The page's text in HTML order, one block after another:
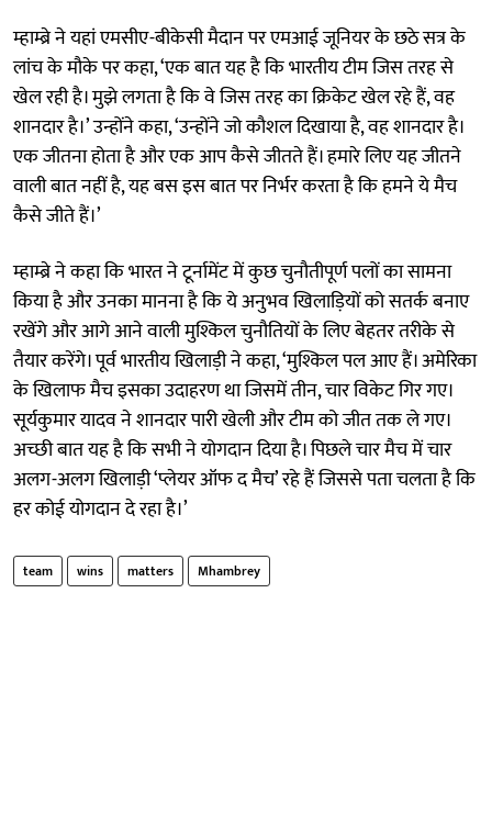
म्हाम्ब्रे ने यहां एमसीए-बीकेसी मैदान पर एमआई जूनियर के छठे सत्र के
लांच के मौके पर कहा, ‘एक बात यह है कि भारतीय टीम जिस तरह से
खेल रही है। मुझे लगता है कि वे जिस तरह का क्रिकेट खेल रहे हैं, वह
शानदार है।’ उन्होंने कहा, ‘उन्होंने जो कौशल दिखाया है, वह शानदार है।
एक जीतना होता है और एक आप कैसे जीतते हैं। हमारे लिए यह जीतने
वाली बात नहीं है, यह बस इस बात पर निर्भर करता है कि हमने ये मैच
कैसे जीते हैं।’
म्हाम्ब्रे ने कहा कि भारत ने टूर्नामेंट में कुछ चुनौतीपूर्ण पलों का सामना
किया है और उनका मानना है कि ये अनुभव खिलाड़ियों को सतर्क बनाए
रखेंगे और आगे आने वाली मुश्किल चुनौतियों के लिए बेहतर तरीके से
तैयार करेंगे। पूर्व भारतीय खिलाड़ी ने कहा, ‘मुश्किल पल आए हैं। अमेरिका
के खिलाफ मैच इसका उदाहरण था जिसमें तीन, चार विकेट गिर गए।
सूर्यकुमार यादव ने शानदार पारी खेली और टीम को जीत तक ले गए।
अच्छी बात यह है कि सभी ने योगदान दिया है। पिछले चार मैच में चार
अलग-अलग खिलाड़ी ‘प्लेयर ऑफ द मैच’ रहे हैं जिससे पता चलता है कि
हर कोई योगदान दे रहा है।’
team wins matters Mhambrey